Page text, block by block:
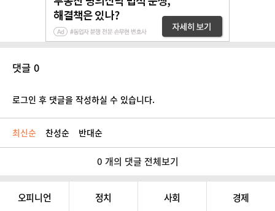
댓글 0
로그인 후 댓글을 작성하실 수 있습니다.
최신순 찬성순 반대순
0 개의 댓글 전체보기
오피니언 정치 사회 경제